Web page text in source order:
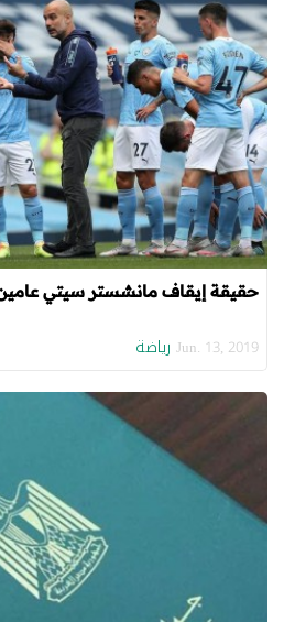
حقيقة إيقاف مانشستر سيتي عامين
Jun. 13, 2019 رياضة